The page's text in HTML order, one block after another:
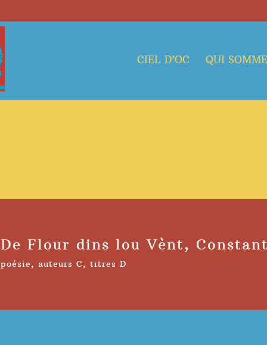
CIEL D’OC QUI
De Flour dins lou Vènt,
poésie, auteurs C, titres D